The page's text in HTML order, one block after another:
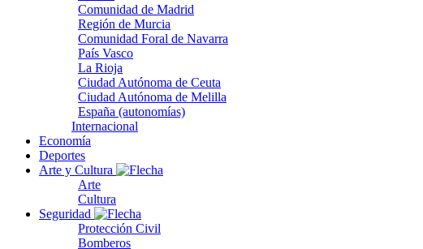
Comunidad de Madrid
Región de Murcia
Comunidad Foral de Navarra
País Vasco
La Rioja
Ciudad Autónoma de Ceuta
Ciudad Autónoma de Melilla
España (autonomías)
Internacional
Economía
Deportes
Arte y Cultura
Arte
Cultura
Seguridad
Protección Civil
Bomberos